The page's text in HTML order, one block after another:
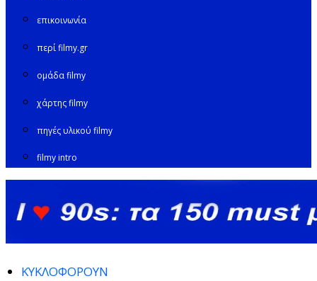
επικοινωνία
περί filmy.gr
ομάδα filmy
χάρτης filmy
πηγές υλικού filmy
filmy intro
ΚΥΚΛΟΦΟΡΟΥΝ